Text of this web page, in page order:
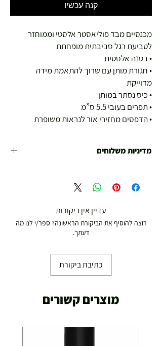
קנה עכשיו
מכנסיים מבד פוליאסטר אלסטי וממוחזר
לטביעת רגל סביבתית מופחתת
• בטנה אלסטית
• חגורת מותן עם שרוך להתאמת מידה
מדוייקת
• כיס נסתר במותן
• תפרים בעובי 5.5 ס”מ
• הדפסים מחזירי אור לנראות משופרת
מדיניות משלוחים
19.00 ₪
משלוח מהיר עד הבית ( עד 20 ק"ג)
עדיין אין ביקורות
רוצה להוסיף את הביקורת הראשונה? ספר/י לנו מה
דעתך.
כתיבת ביקורת
מוצרים קשורים